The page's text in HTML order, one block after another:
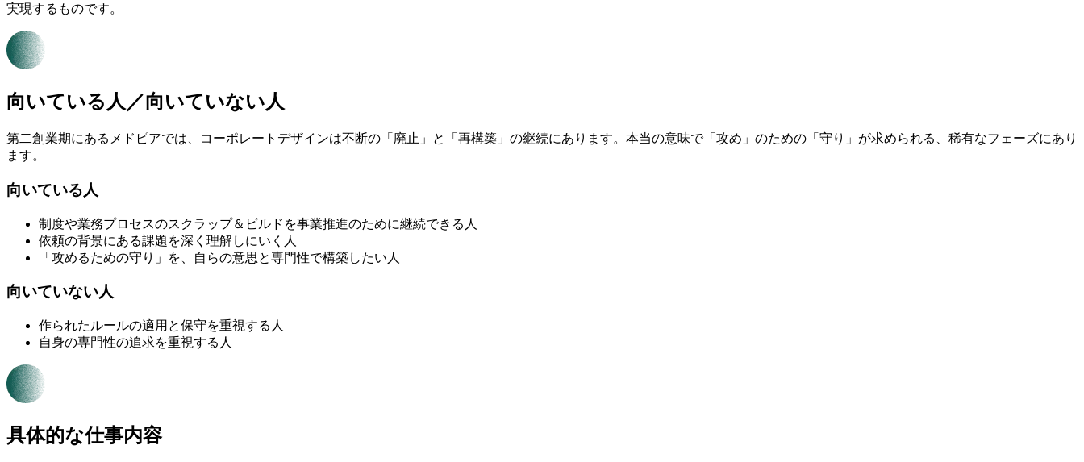
実現するものです。
向いている人／向いていない人
第二創業期にあるメドピアでは、コーポレートデザインは不断の「廃止」と「再構築」の継続にあります。本当の意味で「攻め」のための「守り」が求められる、稀有なフェーズにあり
ます。
向いている人
制度や業務プロセスのスクラップ＆ビルドを事業推進のために継続できる人
依頼の背景にある課題を深く理解しにいく人
「攻めるための守り」を、自らの意思と専門性で構築したい人
向いていない人
作られたルールの適用と保守を重視する人
自身の専門性の追求を重視する人
具体的な仕事内容